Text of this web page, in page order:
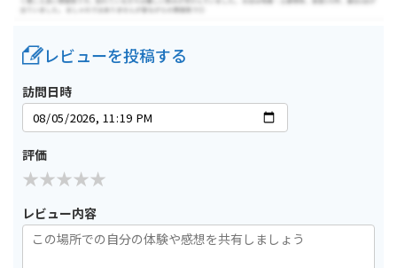
レビューを投稿する
訪問日時
評価
レビュー内容